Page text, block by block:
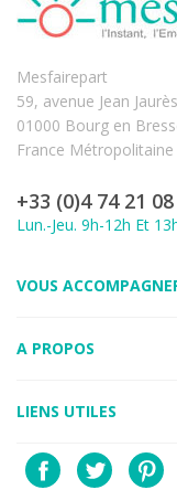
Mesfairepart
59, avenue Jean Jaurès
01000 Bourg en
France Métropolitaine
+33 (0)4 74 21
Lun.-Jeu. 9h-12h Et
VOUS
A PROPOS
LIENS UTILES